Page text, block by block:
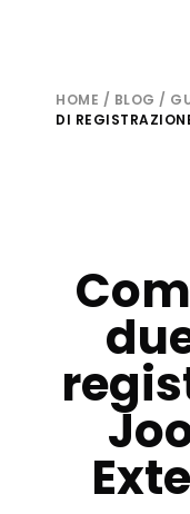
HOME / BLOG /
DI